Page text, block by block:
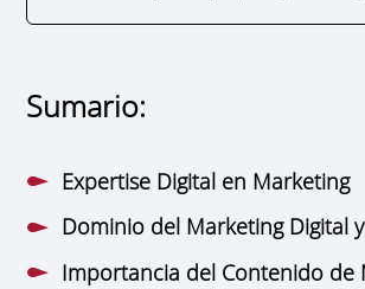
Sumario:
Expertise Digital en Marketing
Dominio del Marketing Digital
Importancia del Contenido de